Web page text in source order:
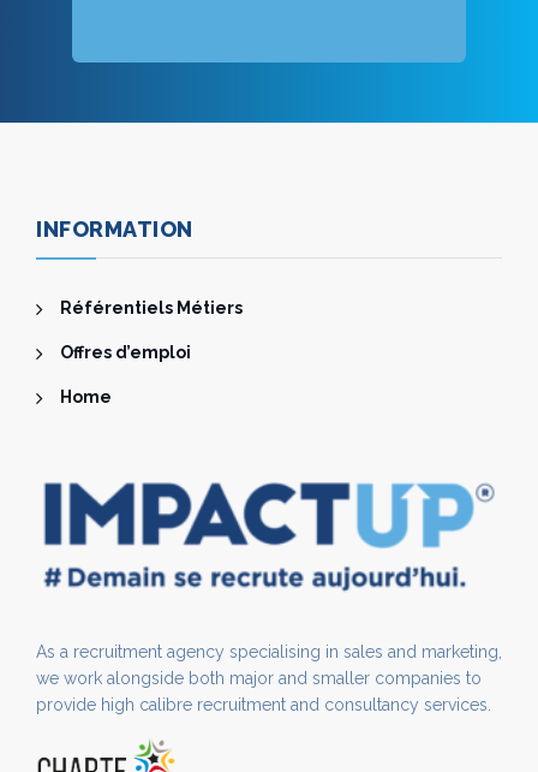
INFORMATION
Référentiels Métiers
Offres d’emploi
Home
As a recruitment agency specialising in sales and marketing,
we work alongside both major and smaller companies to
provide high calibre recruitment and consultancy services.